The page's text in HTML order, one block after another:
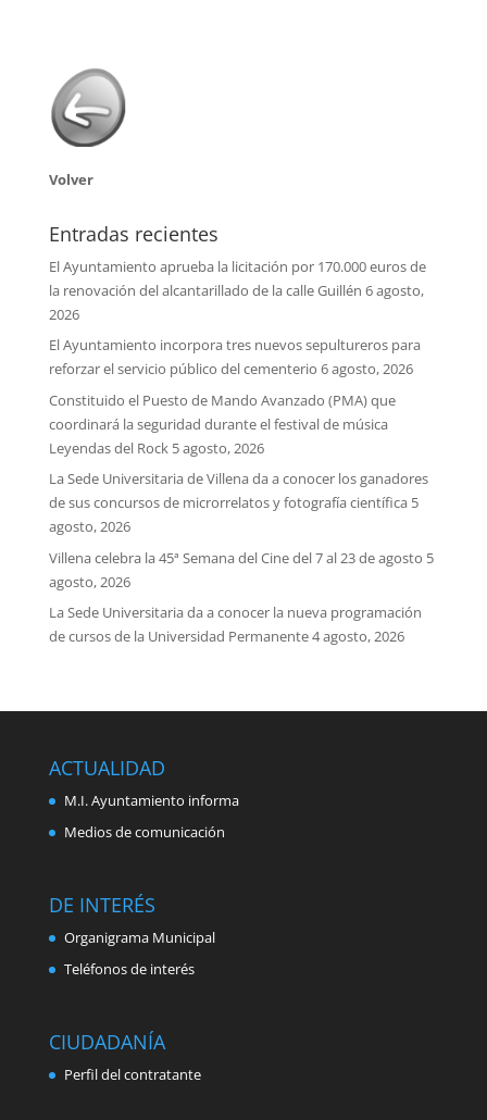
Volver
Entradas recientes
El Ayuntamiento aprueba la licitación por 170.000 euros de
la renovación del alcantarillado de la calle Guillén 6 agosto,
2026
El Ayuntamiento incorpora tres nuevos sepultureros para
reforzar el servicio público del cementerio 6 agosto, 2026
Constituido el Puesto de Mando Avanzado (PMA) que
coordinará la seguridad durante el festival de música
Leyendas del Rock 5 agosto, 2026
La Sede Universitaria de Villena da a conocer los ganadores
de sus concursos de microrrelatos y fotografía científica 5
agosto, 2026
Villena celebra la 45ª Semana del Cine del 7 al 23 de agosto 5
agosto, 2026
La Sede Universitaria da a conocer la nueva programación
de cursos de la Universidad Permanente4 agosto, 2026
ACTUALIDAD
M.I. Ayuntamiento informa
Medios de comunicación
DE INTERÉS
Organigrama Municipal
Teléfonos de interés
CIUDADANÍA
Perfil del contratante